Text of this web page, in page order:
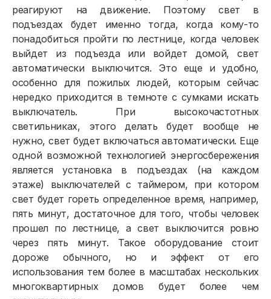
реагируют на движение. Поэтому свет в
подъездах будет именно тогда, когда кому-то
понадобиться пройти по лестнице, когда человек
выйдет из подъезда или войдет домой, свет
автоматически выключится. Это еще и удобно,
особенно для пожилых людей, которым сейчас
нередко приходится в темноте с сумками искать
выключатель. При высокочастотных
светильниках, этого делать будет вообще не
нужно, свет будет включаться автоматически. Еще
одной возможной технологией энергосбережения
является установка в подъездах (на каждом
этаже) выключателей с таймером, при котором
свет будет гореть определенное время, например,
пять минут, достаточное для того, чтобы человек
прошел по лестнице, а свет выключится ровно
через пять минут. Такое оборудование стоит
дороже обычного, но и эффект от его
использования тем более в масштабах нескольких
многоквартирных домов будет более чем
Приборы учёта и показания
Должникам
Онлайн-сервисы
Полезное